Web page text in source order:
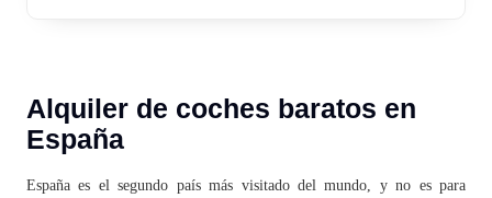
Alquiler de coches baratos en
España
España es el segundo país más visitado del mundo, y no es para